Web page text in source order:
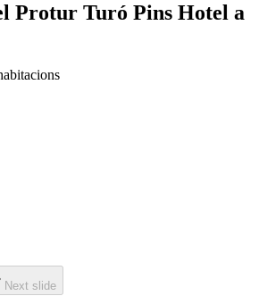
Protur Turó Pins Hotel a
Next slide